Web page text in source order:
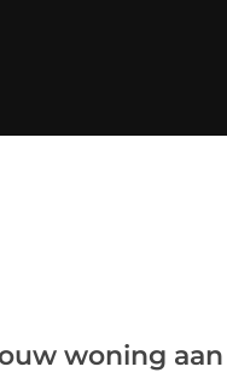
woning